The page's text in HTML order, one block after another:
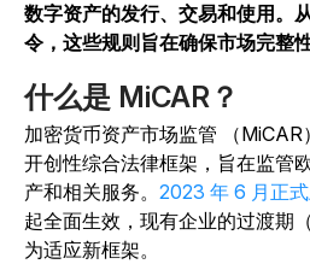
数字资产的发行、交易和使用。
令，这些规则旨在确保市场完整
什么是 MiCAR？
加密货币资产市场监管 （
开创性综合法律框架，旨在监管
产和相关服务。 2023 年 6 月正
起全面生效，现有企业的过渡期
为适应新框架。